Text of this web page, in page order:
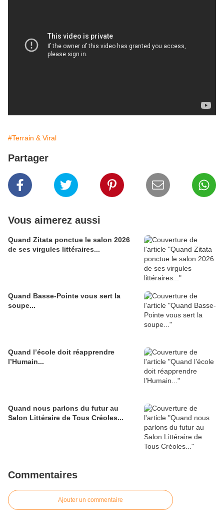
#Terrain & Viral
Partager
Vous aimerez aussi
Quand Zitata ponctue le salon 2026
de ses virgules littéraires...
Quand Basse-Pointe vous sert la
soupe...
Quand l’école doit réapprendre
l’Humain...
Quand nous parlons du futur au
Salon Littéraire de Tous Créoles...
Commentaires
Ajouter un commentaire